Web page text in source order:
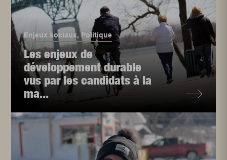
Enjeux sociaux,Politique
Les enjeux de
développement durable
vus par les candidats à la
ma...